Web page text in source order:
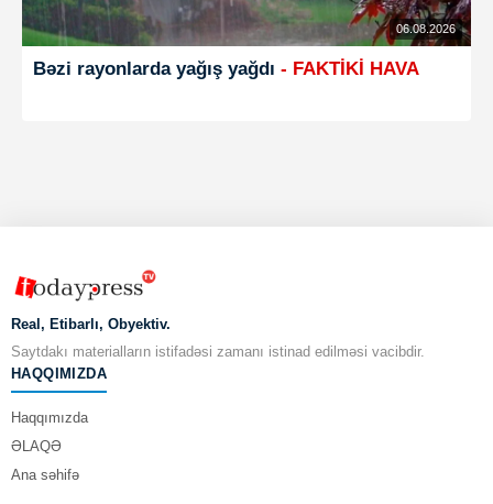
06.08.2026
Bəzi rayonlarda yağış yağdı - FAKTİKİ HAVA
Real, Etibarlı, Obyektiv.
Saytdakı materialların istifadəsi zamanı istinad edilməsi vacibdir.
HAQQIMIZDA
Haqqımızda
ƏLAQƏ
Ana səhifə